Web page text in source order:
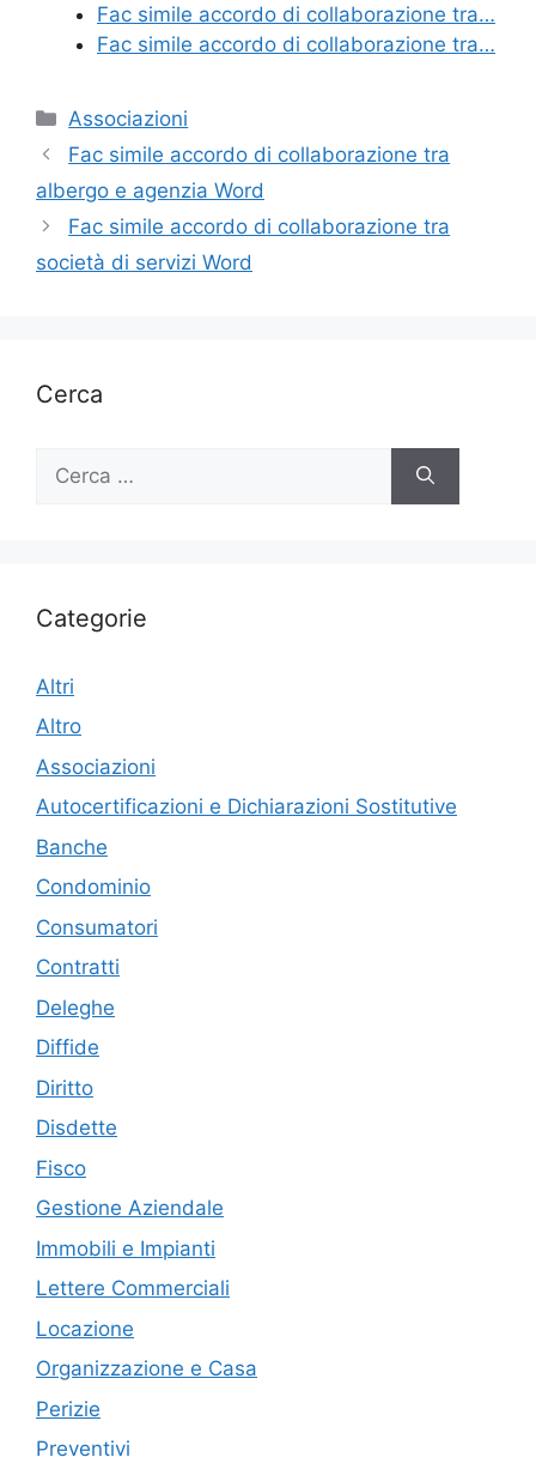
Fac simile accordo di collaborazione tra…
Fac simile accordo di collaborazione tra…
Categorie
Associazioni
Fac simile accordo di collaborazione tra
albergo e agenzia​ Word
Fac simile accordo di collaborazione tra
società di servizi​ Word
Cerca
per:
Categorie
Altri
Altro
Associazioni
Autocertificazioni e Dichiarazioni Sostitutive
Banche
Condominio
Consumatori
Contratti
Deleghe
Diffide
Diritto
Disdette
Fisco
Gestione Aziendale
Immobili e Impianti
Lettere Commerciali
Locazione
Organizzazione e Casa
Perizie
Preventivi